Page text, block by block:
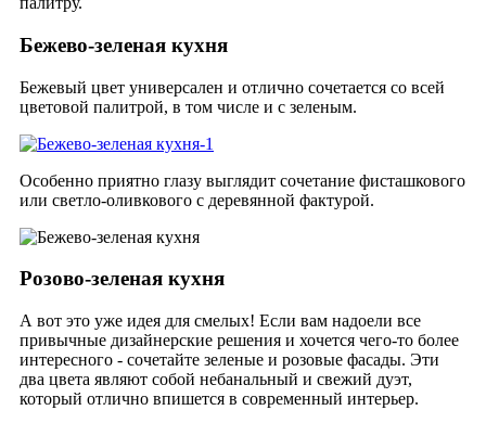
Бежево-зеленая кухня
Бежевый цвет универсален и отлично сочетается со всей
цветовой палитрой, в том числе и с зеленым.
Особенно приятно глазу выглядит сочетание фисташкового
или светло-оливкового с деревянной фактурой.
Розово-зеленая кухня
А вот это уже идея для смелых! Если вам надоели все
привычные дизайнерские решения и хочется чего-то более
интересного - сочетайте зеленые и розовые фасады. Эти
два цвета являют собой небанальный и свежий дуэт,
который отлично впишется в современный интерьер.